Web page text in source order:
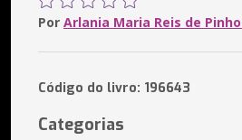
Por Arlania Maria Reis de
Código do livro: 196643
Categorias